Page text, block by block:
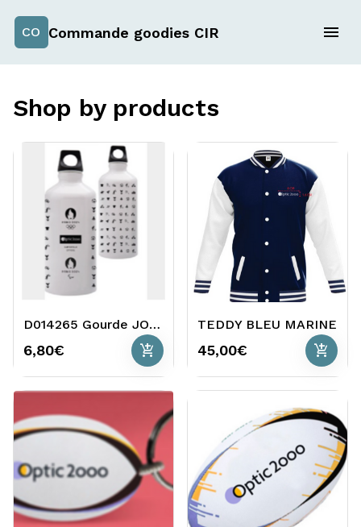
CO Commande goodies CIR
Shop by products
D014265 Gourde JO Blanche
6,80€ add_shopping_cart
TEDDY BLEU MARINE
45,00€ add_shopping_cart